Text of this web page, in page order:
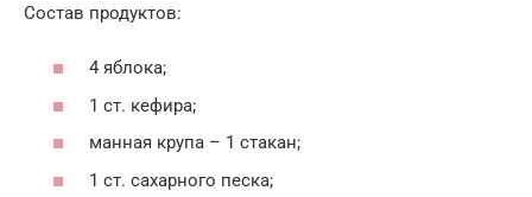
Состав продуктов:
4 яблока;
1 ст. кефира;
манная крупа – 1 стакан;
1 ст. сахарного песка;